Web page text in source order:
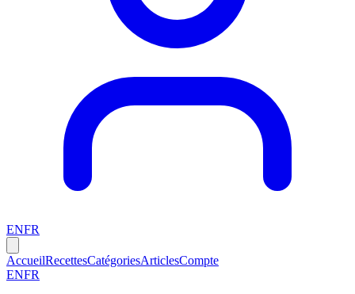
ENFR
AccueilRecettesCatégoriesArticlesCompte
ENFR